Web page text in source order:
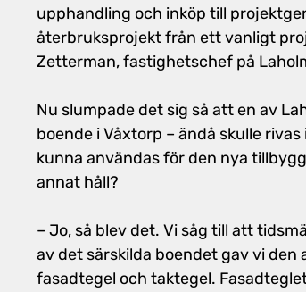
upphandling och inköp till
återbruksprojekt från ett vanligt
Zetterman, fastighetschef på
Nu slumpade det sig så att en av
boende i Våxtorp – ändå skulle
kunna användas för den nya
annat håll?
– Jo, så blev det. Vi såg till att
av det särskilda boendet gav vi
fasadtegel och taktegel.